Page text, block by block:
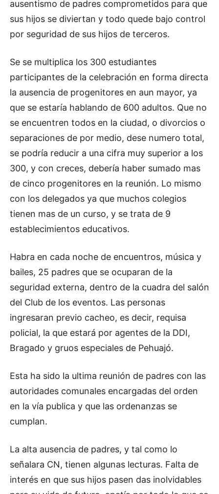
ausentismo de padres comprometidos para que
sus hijos se diviertan y todo quede bajo control
por seguridad de sus hijos de terceros.
Se se multiplica los 300 estudiantes
participantes de la celebración en forma directa
la ausencia de progenitores en aun mayor, ya
que se estaría hablando de 600 adultos. Que no
se encuentren todos en la ciudad, o divorcios o
separaciones de por medio, dese numero total,
se podría reducir a una cifra muy superior a los
300, y con creces, debería haber sumado mas
de cinco progenitores en la reunión. Lo mismo
con los delegados ya que muchos colegios
tienen mas de un curso, y se trata de 9
establecimientos educativos.
Habra en cada noche de encuentros, música y
bailes, 25 padres que se ocuparan de la
seguridad externa, dentro de la cuadra del salón
del Club de los eventos. Las personas
ingresaran previo cacheo, es decir, requisa
policial, la que estará por agentes de la DDI,
Bragado y gruos especiales de Pehuajó.
Esta ha sido la ultima reunión de padres con las
autoridades comunales encargadas del orden
en la vía publica y que las ordenanzas se
cumplan.
La alta ausencia de padres, y tal como lo
señalara CN, tienen algunas lecturas. Falta de
interés en que sus hijos pasen das inolvidables